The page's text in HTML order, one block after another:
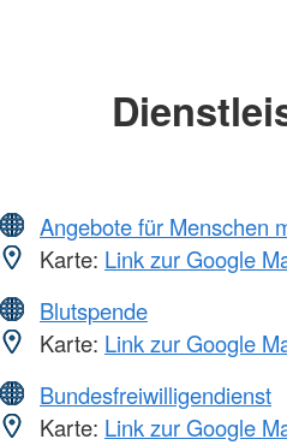
Angebote für Menschen
Karte: Link zur Google
Blutspende
Karte: Link zur Google
Bundesfreiwilligendienst
Karte: Link zur Google